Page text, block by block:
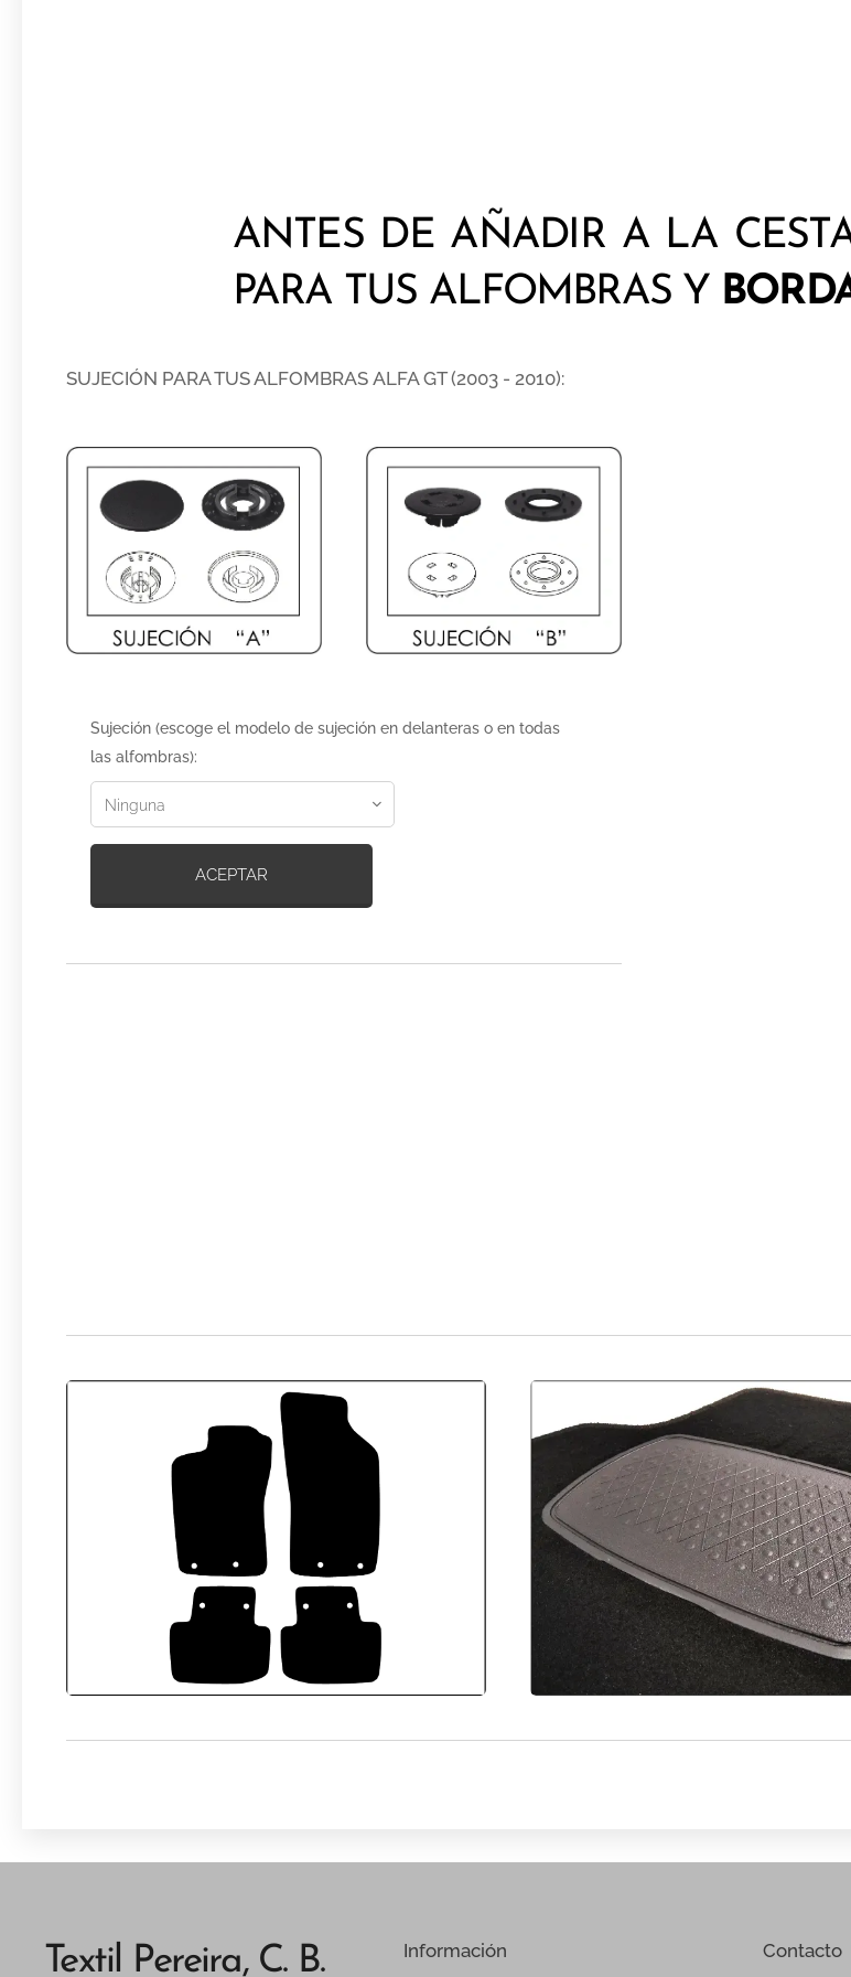
ANTES DE AÑADIR A LA
PARA TUS ALFOMBRAS Y
SUJECIÓN PARA TUS ALFOMBRAS ALFA GT (2003 - 2010):
Sujeción (escoge el modelo de sujeción en delanteras o en todas
las alfombras):
ACEPTAR
Textil Pereira, C. B. Información Contacto